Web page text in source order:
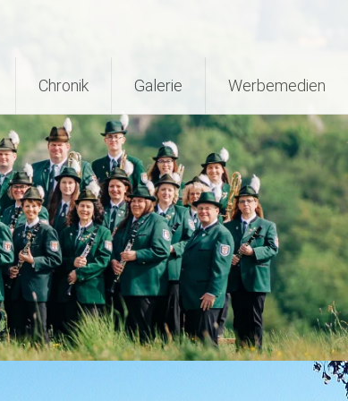
Chronik Galerie Werbemedien